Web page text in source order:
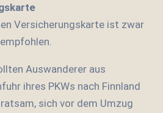
Versicherungskarte ist zwar
Auswanderer aus
ihres PKWs nach Finnland
sich vor dem Umzug